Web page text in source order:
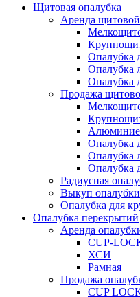
Щитовая опалубка
Аренда
Опалубка
Опалубка
Опалубка
Продажа
Опалубка
Опалубка
Опалубка
Радиусная
Выкуп опалубки
Опалубка для
Опалубка перекрытий
Аренда
CUP-
ХСИ
Рамная
Продажа
CUP